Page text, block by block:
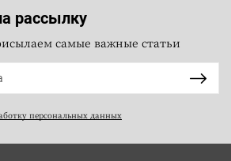
рассылку
самые важные статьи
персональных данных